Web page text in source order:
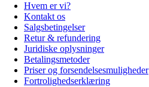
Hvem er vi?
Kontakt os
Salgsbetingelser
Retur & refundering
Juridiske oplysninger
Betalingsmetoder
Priser og forsendelsesmuligheder
Fortrolighedserklæring